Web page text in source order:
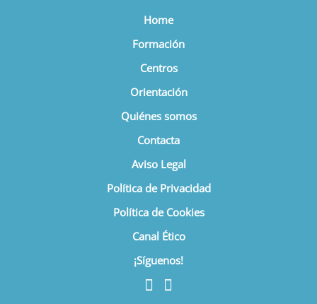
Home
Formación
Centros
Orientación
Quiénes somos
Contacta
Aviso Legal
Política de Privacidad
Política de Cookies
Canal Ético
¡Síguenos!